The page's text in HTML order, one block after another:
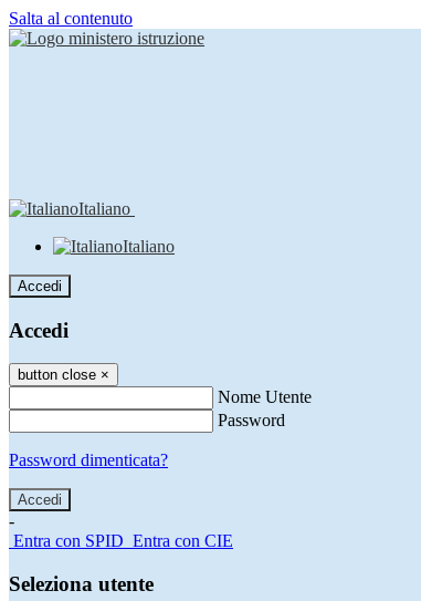
Salta al contenuto
Italiano
Italiano
Accedi
Accedi
button close ×
Nome Utente
Password
Password dimenticata?
-
Entra con SPID Entra con CIE
Seleziona utente